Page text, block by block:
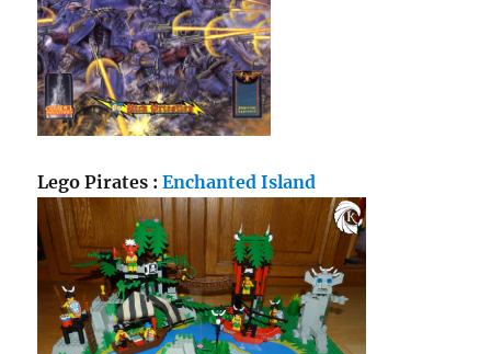
Lego Pirates :Enchanted Island